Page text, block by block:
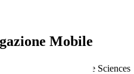
Mobile
nell’industria delle Life Sciences